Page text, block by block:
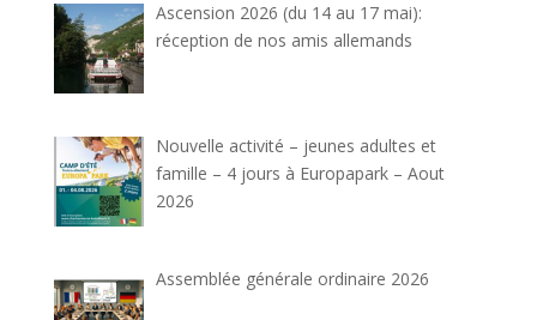
Ascension 2026 (du 14 au 17 mai):
réception de nos amis allemands
Nouvelle activité – jeunes adultes et
famille – 4 jours à Europapark – Aout
2026
Assemblée générale ordinaire 2026